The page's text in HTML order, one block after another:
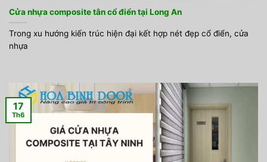
Cửa nhựa composite tân cổ điển tại Long An
Trong xu hướng kiến trúc hiện đại kết hợp nét đẹp cổ điển, cửa
nhựa
17
Th6